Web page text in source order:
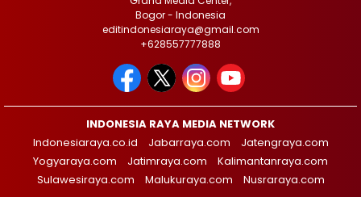
Bogor - Indonesia
editindonesiaraya@gmail.com
+628557777888
INDONESIA RAYA MEDIA NETWORK
Indonesiaraya.co.id
Jabarraya.com
Jatengraya.com
Yogyaraya.com
Jatimraya.com
Kalimantanraya.com
Sulawesiraya.com
Malukuraya.com Nusraraya.com